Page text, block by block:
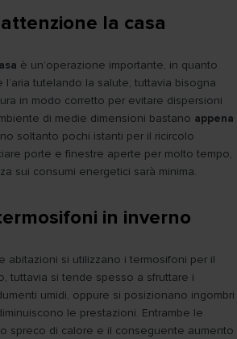
la casa
è un’operazione importante, in quanto
tutelando la salute, tuttavia bisogna
in modo corretto per evitare dispersioni
di medie dimensioni bastano appena
soltanto pochi istanti per il ricircolo
porte e finestre aperte per molto tempo,
sui consumi energetici sarà minima.
in inverno
abitazioni si utilizzano i termosifoni per il
tuttavia si tende spesso a sfruttare i
umidi, oppure si posizionano ingombri
le prestazioni. Entrambe le
spreco di calore e il conseguente aumento